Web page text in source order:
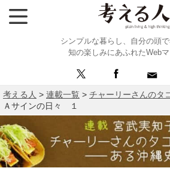
シンプルな暮らし、自分の頭で
知の楽しみにあふれたWebマ
考える人 > 連載一覧 > チャーリーさんの
Ａサインの日々 １